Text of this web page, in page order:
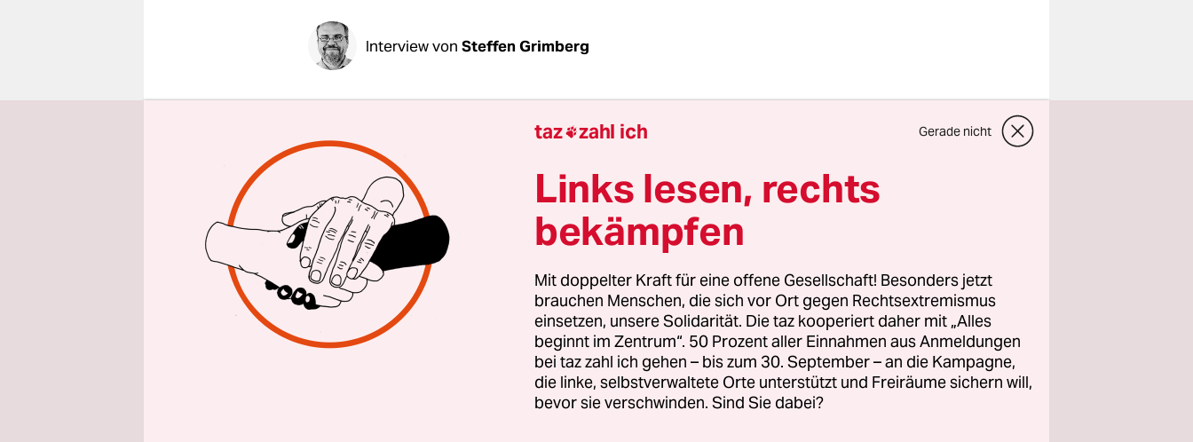
Interview von Steffen Grimberg
taz am wochenende: Frau Tröger, nach der Maueröffnung wollte die
DDR-Regierung eine freie Medienlandschaft. Also gleiche
Bedingungen für
alte und neue Titel aus dem Osten
und Blätter aus
dem Westen. In Ihrem Buch heißt es aber, die Entwürfe für diese
neue DDR-Medienordnung „gründeten auf den Interessen und der
Logik westdeutscher Verlage“. Was ist da schief gegangen? War es
wirklich ein abgekartetes Spiel?
Mandy Tröger:
Das zwar nicht, aber eine Art logische Konsequenz.
Denn es gab ja den enormen Reformdruck von unten, von den
Menschen, die 1989/90 auf die Straße gingen. Da war eine der
zentralen Forderungen: freie Presse, Meinungsfreiheit. Dazu gehört
taz zahl ich Gerade nicht
Links lesen, rechts
bekämpfen
Mit doppelter Kraft für eine offene Gesellschaft! Besonders jetzt
brauchen Menschen, die sich vor Ort gegen Rechtsextremismus
einsetzen, unsere Solidarität. Die taz kooperiert daher mit „Alles
beginnt im Zentrum“. 50 Prozent aller Einnahmen aus Anmeldungen
bei taz zahl ich gehen – bis zum 30. September – an die Kampagne,
die linke, selbstverwaltete Orte unterstützt und Freiräume sichern will,
bevor sie verschwinden. Sind Sie dabei?